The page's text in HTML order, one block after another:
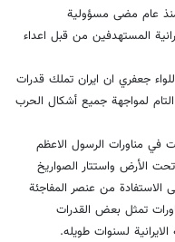
عام مضى مسؤولية
المستهدفين من قبل اعداء
جعفري ان ايران تملك قدرات
لمواجهة جميع أشكال الحرب
في مناورات الرسول الاعظم
تحت الأرض واستتار الصواريخ
الاستفادة من عنصر المفاجئة
تمثل بعض القدرات
لسنوات طويله.